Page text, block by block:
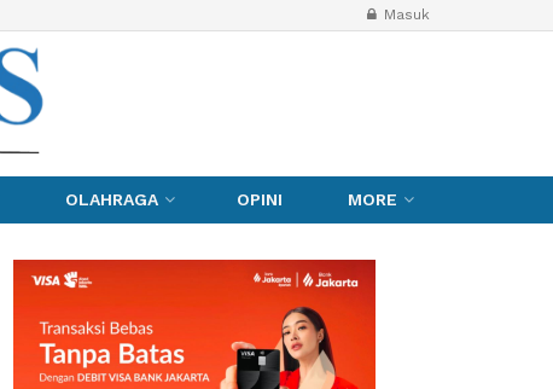
Masuk
OLAHRAGA OPINI MORE